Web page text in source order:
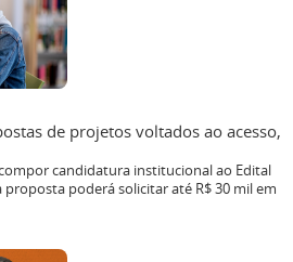
de projetos voltados ao acesso,
candidatura institucional ao Edital
proposta poderá solicitar até R$ 30 mil em